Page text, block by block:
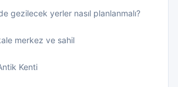
gezilecek yerler nasıl planlanmalı?
merkez ve sahil
Kenti